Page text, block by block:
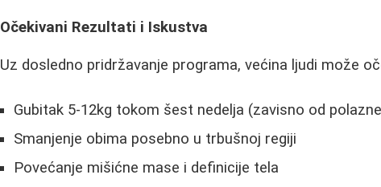
Očekivani Rezultati i Iskustva
Uz dosledno pridržavanje programa, većina ljudi može
Gubitak 5-12kg tokom šest nedelja (zavisno od
Smanjenje obima posebno u trbušnoj regiji
Povećanje mišićne mase i definicije tela